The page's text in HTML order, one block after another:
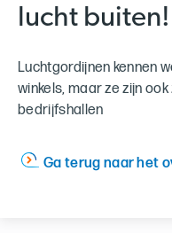
lucht buiten!
Luchtgordijnen kennen
winkels, maar ze zijn
bedrijfshallen
Ga terug naar het